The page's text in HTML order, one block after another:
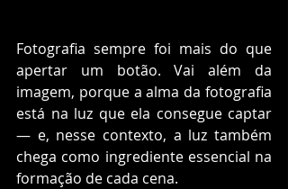
Fotografia sempre foi mais do que
apertar um botão. Vai além da
imagem, porque a alma da fotografia
está na luz que ela consegue captar
— e, nesse contexto, a luz também
chega como ingrediente essencial na
formação de cada cena.